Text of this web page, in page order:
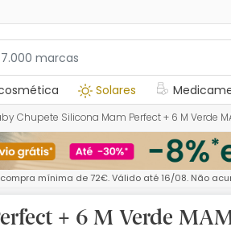
Solares
Chupete Silicona Mam Perfect + 6 M Verde
compra mínima de 72€. Válido até 16/08. Não
+ 6 M Verde